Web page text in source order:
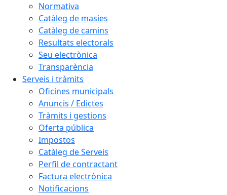
Normativa
Catàleg de masies
Catàleg de camins
Resultats electorals
Seu electrònica
Transparència
Serveis i tràmits
Oficines municipals
Anuncis / Edictes
Tràmits i gestions
Oferta pública
Impostos
Catàleg de Serveis
Perfil de contractant
Factura electrònica
Notificacions